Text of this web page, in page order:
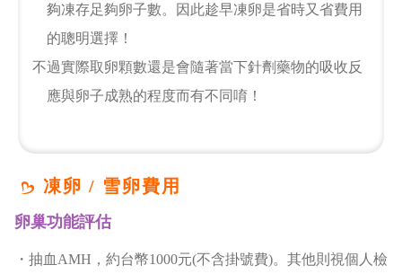
夠凍存足夠卵子數。因此趁早凍卵是省時又省費用
的聰明選擇！
不過實際取卵顆數還是會隨著當下針劑藥物的吸收反
應與卵子成熟的程度而有不同唷！
凍卵 / 雪卵費用
卵巢功能評估
・抽血AMH，約台幣1000元(不含掛號費)。其他則視個人檢